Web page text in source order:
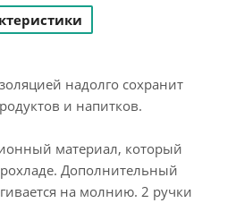
надолго сохранит
и напитков.
материал, который
Дополнительный
на молнию. 2 ручки